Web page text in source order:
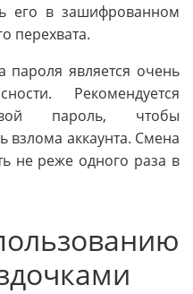
его в зашифрованном
перехвата.
пароля является очень
Рекомендуется
пароль, чтобы
взлома аккаунта. Смена
не реже одного раза в